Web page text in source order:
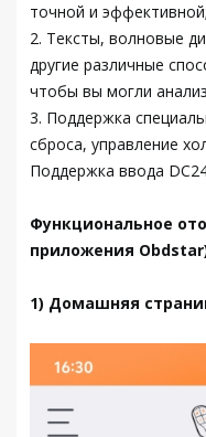
точной и эффективной;
2. Тексты, волновые
другие различные
чтобы вы могли
3. Поддержка
сброса, управление
Поддержка ввода
Функциональное
приложения
1) Домашняя